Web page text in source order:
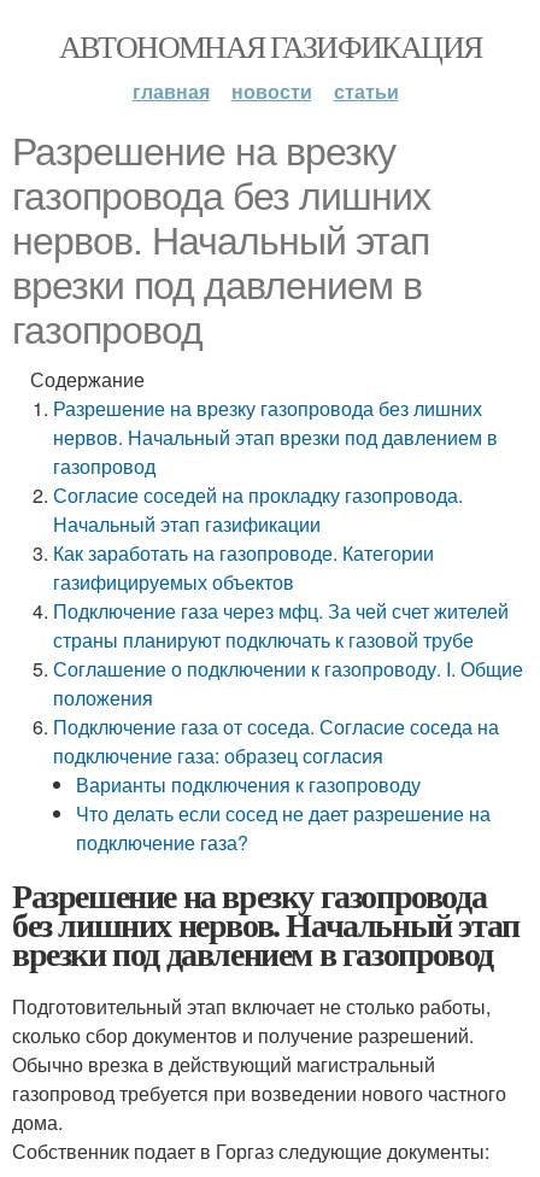
АВТОНОМНАЯ ГАЗИФИКАЦИЯ
главная новости статьи
Разрешение на врезку
газопровода без лишних
нервов. Начальный этап
врезки под давлением в
газопровод
Содержание
Разрешение на врезку газопровода без лишних
нервов. Начальный этап врезки под давлением в
газопровод
Согласие соседей на прокладку газопровода.
Начальный этап газификации
Как заработать на газопроводе. Категории
газифицируемых объектов
Подключение газа через мфц. За чей счет жителей
страны планируют подключать к газовой трубе
Соглашение о подключении к газопроводу. I. Общие
положения
Подключение газа от соседа. Согласие соседа на
подключение газа: образец согласия
Варианты подключения к газопроводу
Что делать если сосед не дает разрешение на
подключение газа?
Разрешение на врезку газопровода
без лишних нервов. Начальный этап
врезки под давлением в газопровод
Подготовительный этап включает не столько работы,
сколько сбор документов и получение разрешений.
Обычно врезка в действующий магистральный
газопровод требуется при возведении нового частного
дома.
Собственник подает в Горгаз следующие документы: